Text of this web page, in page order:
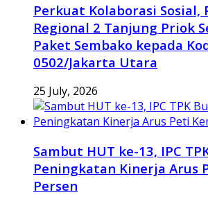
Perkuat Kolaborasi Sosial,
Regional 2 Tanjung Priok
Paket Sembako kepada
0502/Jakarta Utara
25 July, 2026
Sambut HUT ke-13, IPC
Peningkatan Kinerja Arus
Persen